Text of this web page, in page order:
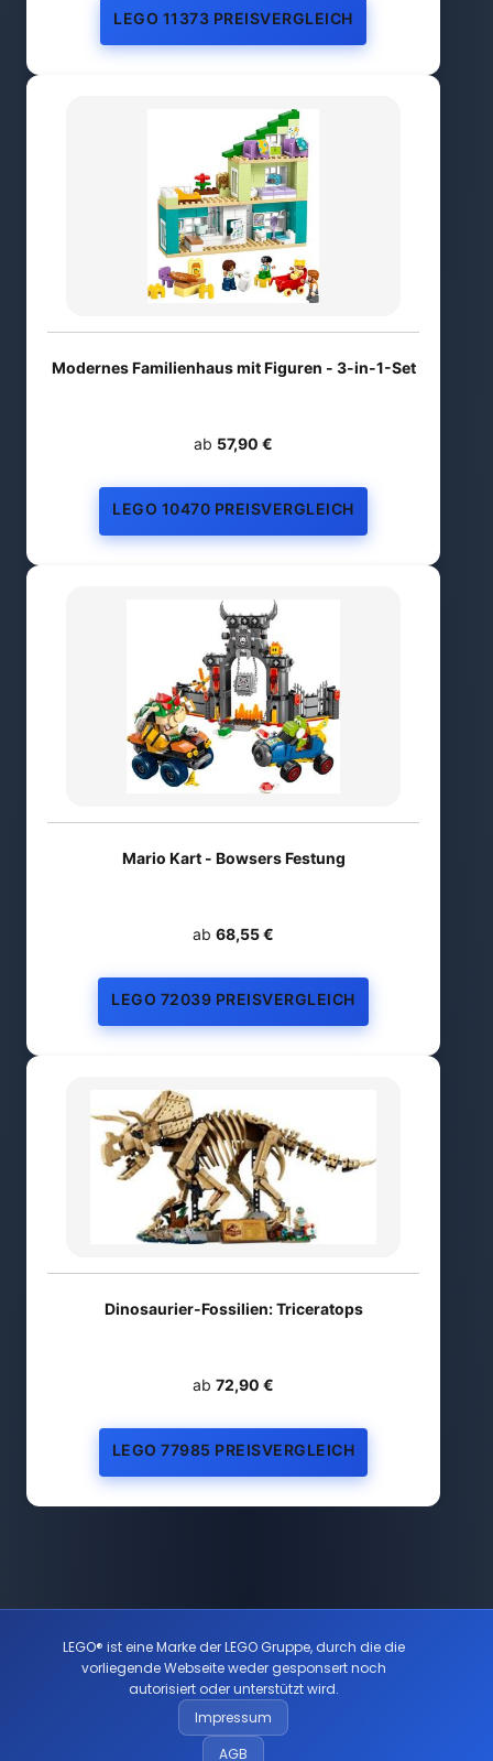
LEGO 11373 PREISVERGLEICH
Modernes Familienhaus mit Figuren - 3-in-1-Set
ab 57,90 €
LEGO 10470 PREISVERGLEICH
Mario Kart - Bowsers Festung
ab 68,55 €
LEGO 72039 PREISVERGLEICH
Dinosaurier-Fossilien: Triceratops
ab 72,90 €
LEGO 77985 PREISVERGLEICH
LEGO® ist eine Marke der LEGO Gruppe, durch die die
vorliegende Webseite weder gesponsert noch
autorisiert oder unterstützt wird.
Impressum
AGB